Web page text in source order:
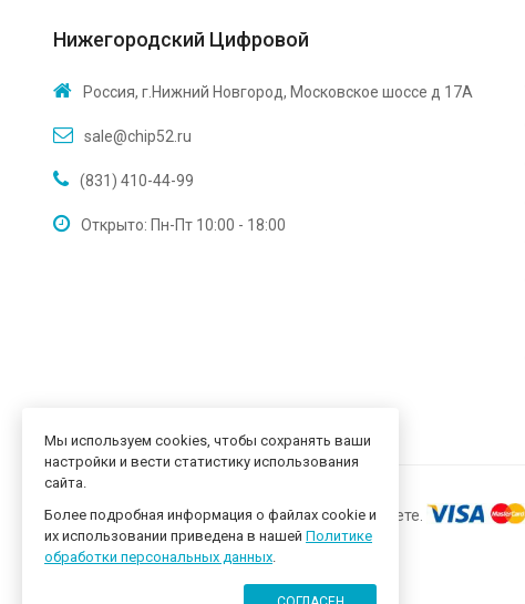
Нижегородский Цифровой
Россия, г.Нижний Новгород, Московское шоссе д 17А
sale@chip52.ru
(831) 410-44-99
Открыто: Пн-Пт 10:00 - 18:00
Мы используем cookies, чтобы сохранять ваши
настройки и вести статистику использования
сайта.
Более подробная информация о файлах cookie и
их использовании приведена в нашей Политике
обработки персональных данных.